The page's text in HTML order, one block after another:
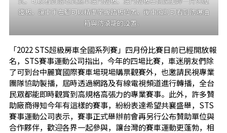
鐵板，讓車手右腳可以精準掌握踏板位置，後車廂則可看到防爆油
箱與防滾籠的設置。
「2022 STS超級房車全國系列賽」四月份比賽日前已經開放報
名，STS賽事運動公司指出，今年的四場比賽，車迷朋友們除
了可到台中麗寶國際賽車場現場購票觀賽外，也邀請民視專業
團隊協助製播，屆時透過網路及有線電視頻道進行轉播，全台
民眾都能即時觀賞到高規格高張力的專業賽事。此外，許多贊
助廠商得知今年有這樣的賽事，紛紛表達希望共襄盛舉，STS
賽事運動公司表示，賽事正式舉辦前會再另行公布贊助單位與
合作夥伴，歡迎各界一起參與，讓台灣的賽車運動更蓬勃，相